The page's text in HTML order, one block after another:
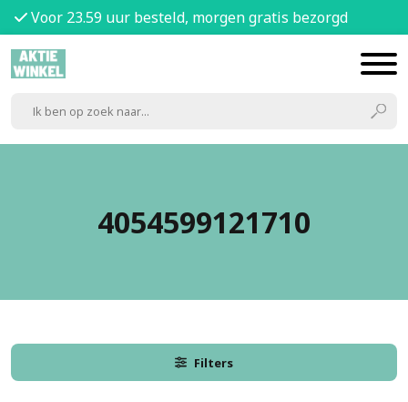
Voor 23.59 uur besteld, morgen gratis bezorgd
4054599121710
Filters